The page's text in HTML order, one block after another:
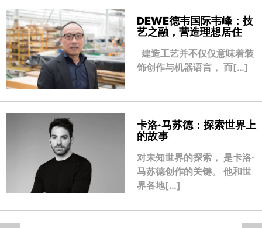
DEWE德韦国际韦峰：技
艺之融，营造理想居住
建造工艺并不仅仅意味着装
饰创作与机器语言， 而[…]
卡洛·马苏德：探索世界上
的故事
对未知世界的探索， 是卡洛·
马苏德创作的关键。 他和世
界各地[…]